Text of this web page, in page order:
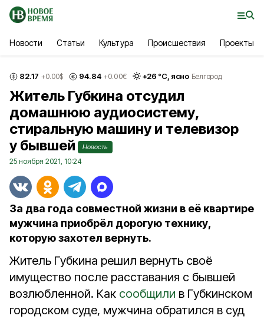
Новости Статьи Культура Происшествия Проекты
82.17 +0.00$ 94.84 +0.00€ +26 °С, ясно Белгород
Житель Губкина отсудил
домашнюю аудиосистему,
стиральную машину и телевизор
у бывшей
Новость
25 ноября 2021, 10:24
За два года совместной жизни в её квартире
мужчина приобрёл дорогую технику,
которую захотел вернуть.
Житель Губкина решил вернуть своё
имущество после расставания с бывшей
возлюбленной. Как сообщили в Губкинском
городском суде, мужчина обратился в суд